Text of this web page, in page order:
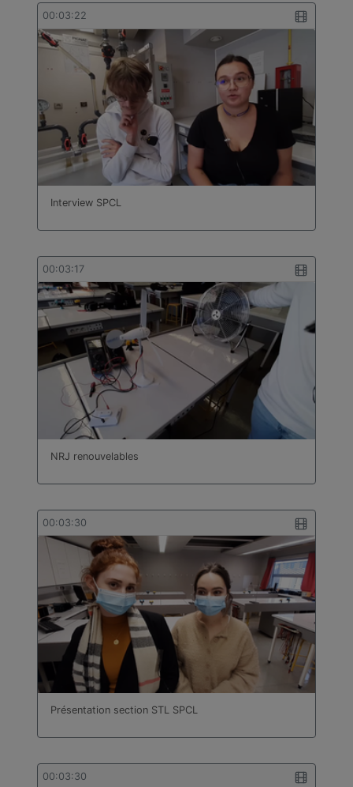
00:03:22
Interview SPCL
00:03:17
NRJ renouvelables
00:03:30
Présentation section STL SPCL
00:03:30
bâtiment
Technologie
Travail des métaux en feuilles
Turc